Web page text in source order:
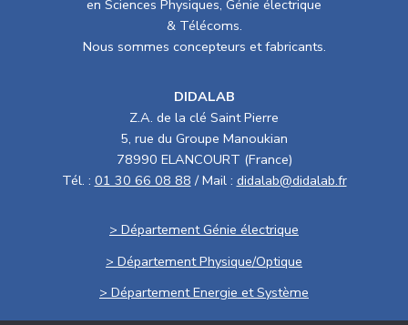
en Sciences Physiques, Génie électrique
& Télécoms.
Nous sommes concepteurs et fabricants.
DIDALAB
Z.A. de la clé Saint Pierre
5, rue du Groupe Manoukian
78990 ELANCOURT (France)
Tél. : 01 30 66 08 88 / Mail : didalab@didalab.fr
> Département Génie électrique
> Département Physique/Optique
> Département Energie et Système